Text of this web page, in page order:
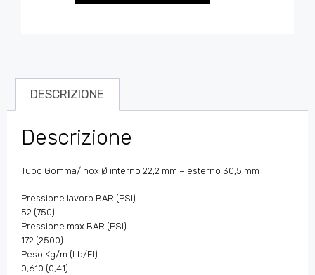
DESCRIZIONE
Descrizione
Tubo Gomma/Inox Ø interno 22,2 mm – esterno 30,5 mm
Pressione lavoro BAR (PSI)
52 (750)
Pressione max BAR (PSI)
172 (2500)
Peso Kg/m (Lb/Ft)
0,610 (0,41)